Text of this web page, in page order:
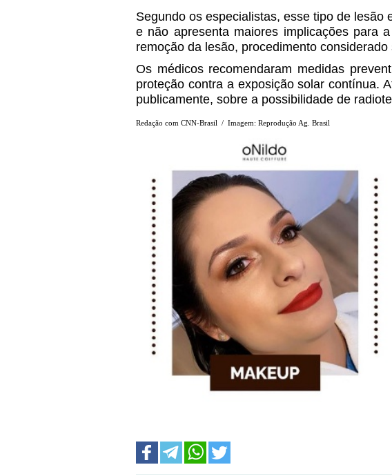
Segundo os especialistas, esse tipo de lesão
e não apresenta maiores implicações para
remoção da lesão, procedimento
Os médicos recomendaram medidas
proteção contra a exposição solar contínua.
publicamente, sobre a possibilidade de
Redação com CNN-Brasil / Imagem: Reprodução Ag. Brasil